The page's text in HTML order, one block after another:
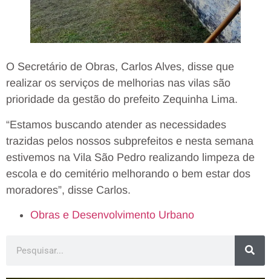
O Secretário de Obras, Carlos Alves, disse que
realizar os serviços de melhorias nas vilas são
prioridade da gestão do prefeito Zequinha Lima.
“Estamos buscando atender as necessidades
trazidas pelos nossos subprefeitos e nesta semana
estivemos na Vila São Pedro realizando limpeza de
escola e do cemitério melhorando o bem estar dos
moradores”, disse Carlos.
Obras e Desenvolvimento Urbano